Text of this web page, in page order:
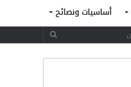
أساسيات ونصائح